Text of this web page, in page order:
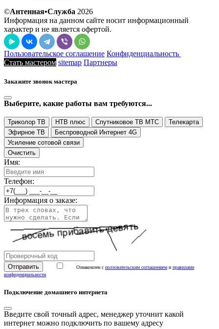
©Антенная•Служба 2026
Информация на данном сайте носит информационный
характер и не является офертой.
Пользовательское соглашение Конфиденциальность
Стать мастером sitemap Партнеры
Закажите звонок мастера
Выберите, какие работы вам требуются...
Триколор ТВ НТВ плюс Спутниковое ТВ МТС
Телекарта
Эфирное ТВ
Беспроводной Интернет 4G
Усиление сотовой связи
Очистить
Имя:
Телефон:
Информация о заказе:
Ознакомлен с ползовательским соглашением и правилами
конфиденциальности
Подключение домашнего интернета
Введите свой точный адрес, менеджер уточнит какой
интернет можно подключить по вашему адресу